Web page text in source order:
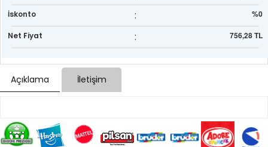
İskonto : %0
Net Fiyat : 756,28 TL
Açıklama İletişim